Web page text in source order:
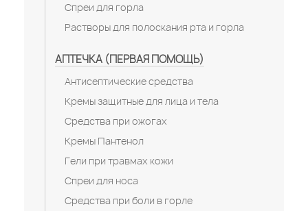
Спреи для горла
Растворы для полоскания рта и горла
АПТЕЧКА (ПЕРВАЯ ПОМОЩЬ)
Антисептические средства
Кремы защитные для лица и тела
Средства при ожогах
Кремы Пантенол
Гели при травмах кожи
Спреи для носа
Средства при боли в горле